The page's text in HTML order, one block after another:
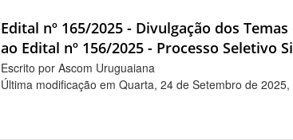
Edital nº 165/2025 - Divulgação dos
ao Edital nº 156/2025 - Processo Seletivo
Escrito por Ascom Uruguaiana
Última modificação em Quarta, 24 de Setembro de 2025,